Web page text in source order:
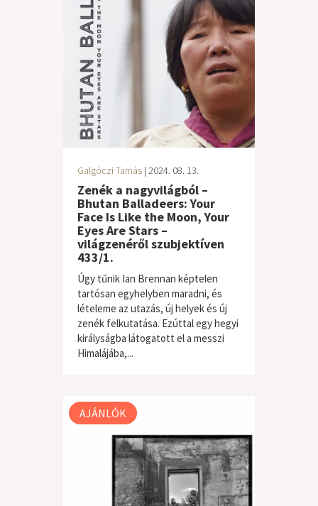
Galgóczi Tamás | 2024. 08. 13.
Zenék a nagyvilágból –
Bhutan Balladeers: Your
Face Is Like the Moon, Your
Eyes Are Stars –
világzenéről szubjektíven
433/1.
Úgy tűnik Ian Brennan képtelen
tartósan egyhelyben maradni, és
lételeme az utazás, új helyek és új
zenék felkutatása. Ezúttal egy hegyi
királyságba látogatott el a messzi
Himalájába,...
világzene / folk
AJÁNLÓK